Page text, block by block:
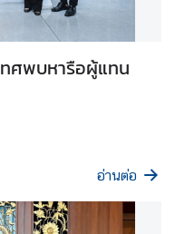
ทศพบหารือผู้แทน
อ่านต่อ